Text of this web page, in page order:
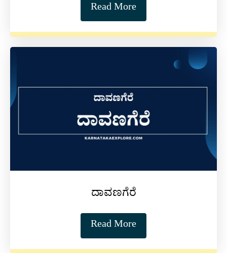
Read More
ದಾವಣಗೆರೆ
Read More